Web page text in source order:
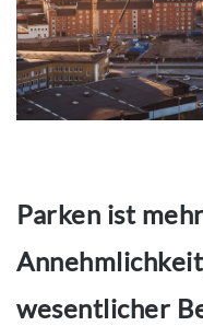
Parken ist
wesentlicher